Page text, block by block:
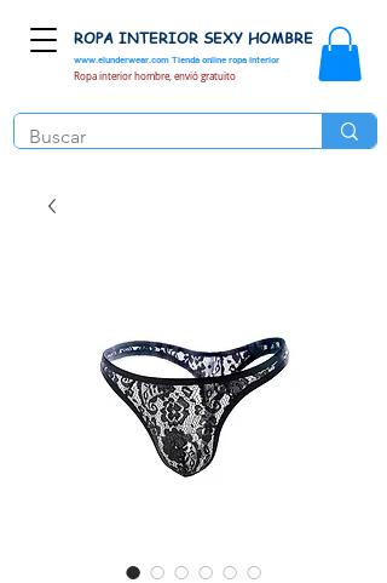
www.elunderwear.com Tienda online ropa interior
ROPA INTERIOR SEXY HOMBRE
Ropa interior hombre, envió gratuito